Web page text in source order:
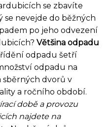
se zbavíte
nevejde do běžných
po jeho odvezení
Většina odpadu
odpadu šetří
odpadu na
sběrných dvorů v
a ročního období.
době a provozu
najdete na